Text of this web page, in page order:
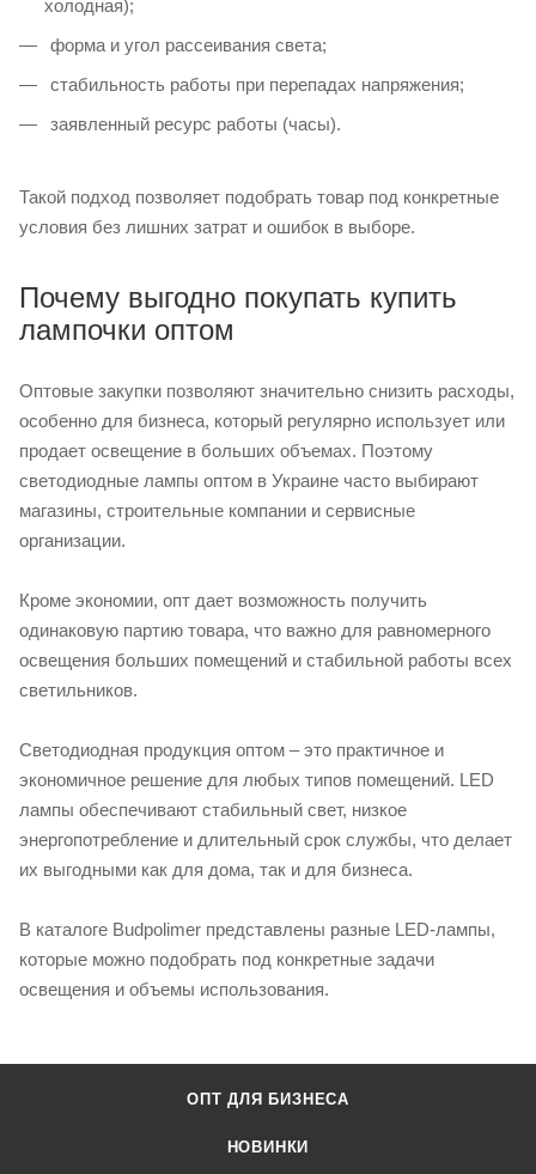
холодная);
форма и угол рассеивания света;
стабильность работы при перепадах напряжения;
заявленный ресурс работы (часы).
Такой подход позволяет подобрать товар под конкретные
условия без лишних затрат и ошибок в выборе.
Почему выгодно покупать купить
лампочки оптом
Оптовые закупки позволяют значительно снизить расходы,
особенно для бизнеса, который регулярно использует или
продает освещение в больших объемах. Поэтому
светодиодные лампы оптом в Украине часто выбирают
магазины, строительные компании и сервисные
организации.
Кроме экономии, опт дает возможность получить
одинаковую партию товара, что важно для равномерного
освещения больших помещений и стабильной работы всех
светильников.
Светодиодная продукция оптом – это практичное и
экономичное решение для любых типов помещений. LED
лампы обеспечивают стабильный свет, низкое
энергопотребление и длительный срок службы, что делает
их выгодными как для дома, так и для бизнеса.
В каталоге Budpolimer представлены разные LED-лампы,
которые можно подобрать под конкретные задачи
освещения и объемы использования.
ОПТ ДЛЯ БИЗНЕСА
НОВИНКИ